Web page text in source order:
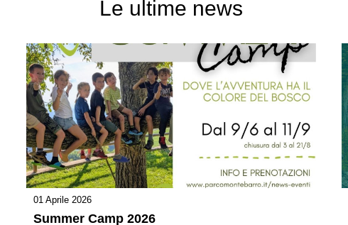
Le ultime news
01 Aprile 2026
Summer Camp 2026